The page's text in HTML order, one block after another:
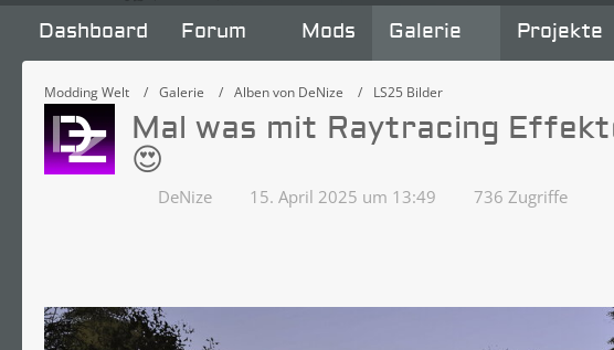
Dashboard Forum Mods Galerie Projekte
Modding Welt Galerie Alben von DeNize LS25 Bilder
Mal was mit Raytracing
😍
DeNize 15. April 2025 um 13:49 736 Zugriffe